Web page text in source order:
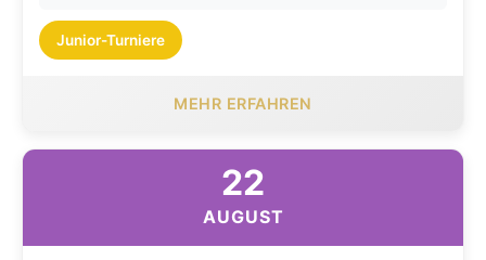
Junior-Turniere
MEHR ERFAHREN
22
AUGUST